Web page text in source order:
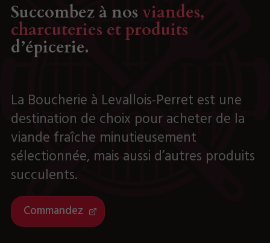
Succombez à nosviandes,
charcuteries et produits
d’épicerie.
La Boucherie à Levallois-Perret est une
destination de choix pour acheter de la
viande fraîche minutieusement
sélectionnée, mais aussi d’autres produits
succulents.
Commandez